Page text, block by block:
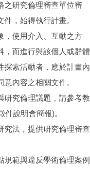
之研究倫理審查單位審
，始得執行計畫。
，使用介入、互動之方
，而進行與該個人或群體
探索活動者，應於計畫內
內容之相關文件。
研究倫理議題，請參考教
件說明會簡報)。
究法，提供研究倫理審查
規範與違反學術倫理案例